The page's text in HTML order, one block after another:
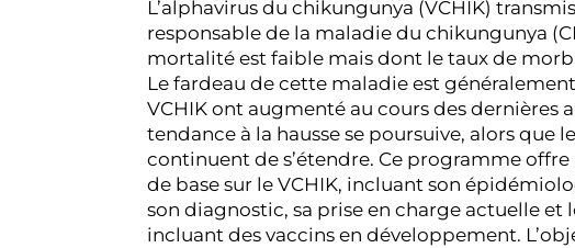
L’alphavirus du chikungunya (VCHIK)
responsable de la maladie du chikungunya
mortalité est faible mais dont le taux de
Le fardeau de cette maladie est
VCHIK ont augmenté au cours des dernières
tendance à la hausse se poursuive, alors que
continuent de s’étendre. Ce programme
de base sur le VCHIK, incluant son
son diagnostic, sa prise en charge actuelle et
incluant des vaccins en développement.